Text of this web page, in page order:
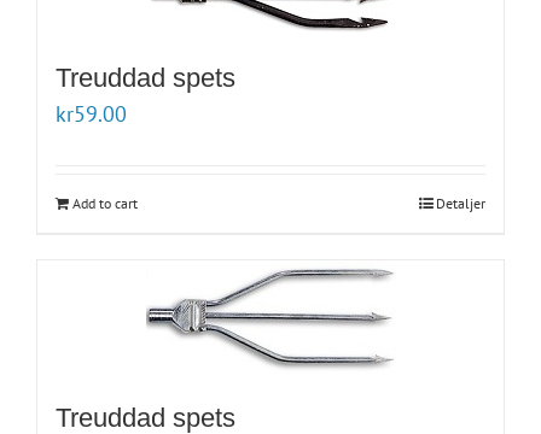
Treuddad spets
kr59.00
Add to cart Detaljer
Treuddad spets